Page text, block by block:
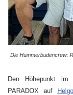
Die Hummerbudencrew:
Den Höhepunkt im
PARADOX auf